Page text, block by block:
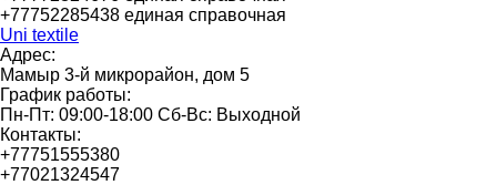
+77752285438 единая справочная
Uni textile
Адрес:
Мамыр 3-й микрорайон, дом 5
График работы:
Пн-Пт: 09:00-18:00 Сб-Вс: Выходной
Контакты:
+77751555380
+77021324547